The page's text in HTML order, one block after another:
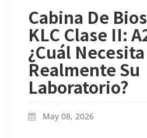
Cabina De
KLC Clase II:
¿Cuál Necesita
Realmente Su
Laboratorio?
May 08, 2026